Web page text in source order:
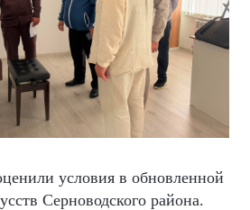
условия в обновленной
Серноводского района.